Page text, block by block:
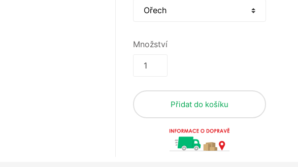
Množství
Přidat do košíku